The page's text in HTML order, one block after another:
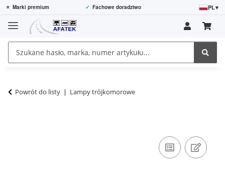
⭐ Marki premium ✓ Fachowe doradztwo PL▾
Powrót do listy Lampy trójkomorowe